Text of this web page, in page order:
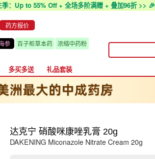
季：Up to 55% Off + 全场多阶满赠 + 叠加96折 >> 🎉
药方报价
参 百子柜草本药
浓缩中药粉
多买多送 礼品套装
达克宁 硝酸咪康唑乳膏 20g
DAKENING Miconazole Nitrate Cream 20g